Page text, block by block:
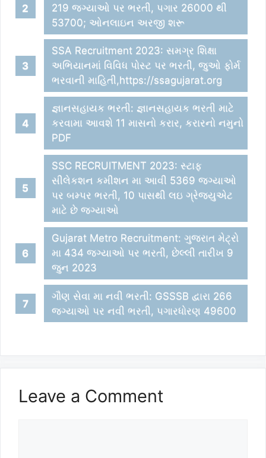
219 જગ્યાઓ પર ભરતી, પગાર 26000 થી
53700; ઓનલાઇન અરજી શરૂ
SSA Recruitment 2023: સમગ્ર શિક્ષા
અભિયાનમાં વિવિધ પોસ્ટ પર ભરતી, જુઓ ફોર્મ
ભરવાની માહિતી,https://ssagujarat.org
જ્ઞાનસહાયક ભરતી: જ્ઞાનસહાયક ભરતી માટે
કરવામા આવશે 11 માસનો કરાર, કરારનો નમુનો
PDF
SSC RECRUITMENT 2023: સ્ટાફ
સીલેકશન કમીશન મા આવી 5369 જગ્યાઓ
પર બમ્પર ભરતી, 10 પાસથી લઇ ગ્રેજયુએટ
માટે છે જગ્યાઓ
Gujarat Metro Recruitment: ગુજરાત મેટ્રો
મા 434 જગ્યાઓ પર ભરતી, છેલ્લી તારીખ 9
જુન 2023
ગૌણ સેવા મા નવી ભરતી: GSSSB દ્વારા 266
જગ્યાઓ પર નવી ભરતી, પગારધોરણ 49600
Leave a Comment